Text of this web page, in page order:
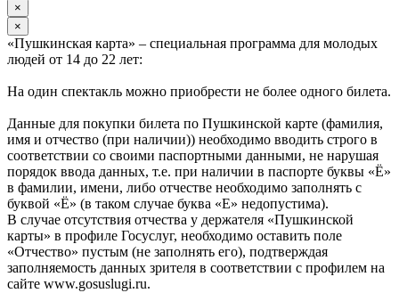
×
×
«Пушкинская карта» – специальная программа для молодых
людей от 14 до 22 лет:
На один спектакль можно приобрести не более одного билета.
Данные для покупки билета по Пушкинской карте (фамилия,
имя и отчество (при наличии)) необходимо вводить строго в
соответствии со своими паспортными данными, не нарушая
порядок ввода данных, т.е. при наличии в паспорте буквы «Ё»
в фамилии, имени, либо отчестве необходимо заполнять с
буквой «Ё» (в таком случае буква «Е» недопустима).
В случае отсутствия отчества у держателя «Пушкинской
карты» в профиле Госуслуг, необходимо оставить поле
«Отчество» пустым (не заполнять его), подтверждая
заполняемость данных зрителя в соответствии с профилем на
сайте www.gosuslugi.ru.